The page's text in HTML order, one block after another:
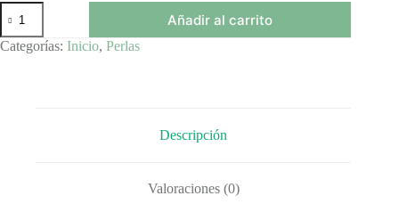
Perla
Mani
9X6mm
cantidad
Añadir al carrito
Categorías: Inicio, Perlas
Descripción
Valoraciones (0)